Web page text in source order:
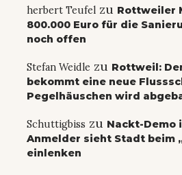
herbert Teufel zu Rottweiler
800.000 Euro für die
noch offen
Stefan Weidle zu Rottweil:
bekommt eine neue
Pegelhäuschen wird
Schuttigbiss zu Nackt-Demo
Anmelder sieht Stadt beim
einlenken